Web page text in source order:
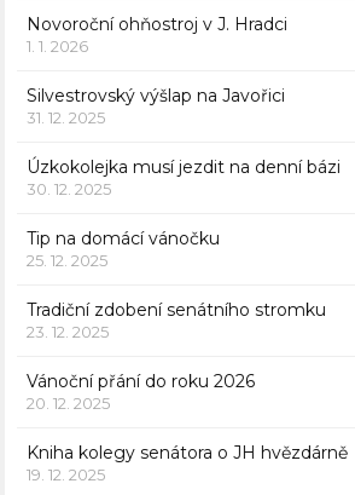
Novoroční ohňostroj v J. Hradci
1. 1. 2026
Silvestrovský výšlap na Javořici
31. 12. 2025
Úzkokolejka musí jezdit na denní bázi
30. 12. 2025
Tip na domácí vánočku
25. 12. 2025
Tradiční zdobení senátního stromku
23. 12. 2025
Vánoční přání do roku 2026
20. 12. 2025
Kniha kolegy senátora o JH hvězdárně
19. 12. 2025